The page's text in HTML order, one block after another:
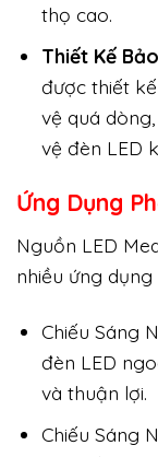
thọ cao.
Thiết Kế
được thiết
vệ quá
vệ đèn LED
Ứng Dụng
Nguồn LED
nhiều ứng
Chiếu Sáng
đèn LED
và thuận lợi.
Chiếu Sáng